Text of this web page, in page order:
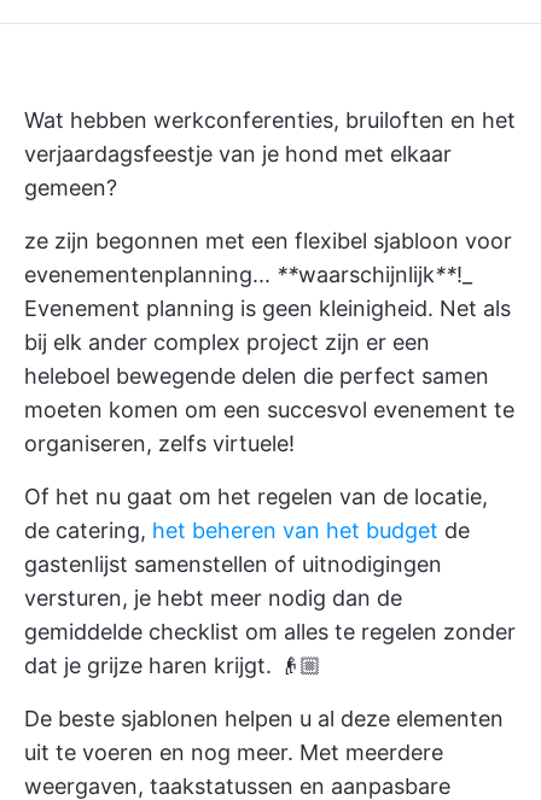
Wat hebben werkconferenties, bruiloften en het
verjaardagsfeestje van je hond met elkaar
gemeen?
ze zijn begonnen met een flexibel sjabloon voor
evenementenplanning... **waarschijnlijk**!_
Evenement planning is geen kleinigheid. Net als
bij elk ander complex project zijn er een
heleboel bewegende delen die perfect samen
moeten komen om een succesvol evenement te
organiseren, zelfs virtuele!
Of het nu gaat om het regelen van de locatie,
de catering, het beheren van het budget de
gastenlijst samenstellen of uitnodigingen
versturen, je hebt meer nodig dan de
gemiddelde checklist om alles te regelen zonder
dat je grijze haren krijgt. 👴🏼
De beste sjablonen helpen u al deze elementen
uit te voeren en nog meer. Met meerdere
weergaven, taakstatussen en aanpasbare